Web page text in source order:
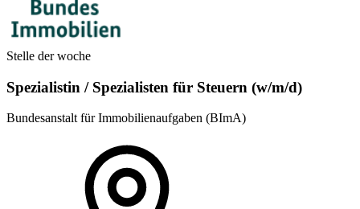
Stelle der woche
Spezialistin / Spezialisten für Steuern (w/m/d)
Bundesanstalt für Immobilienaufgaben (BImA)